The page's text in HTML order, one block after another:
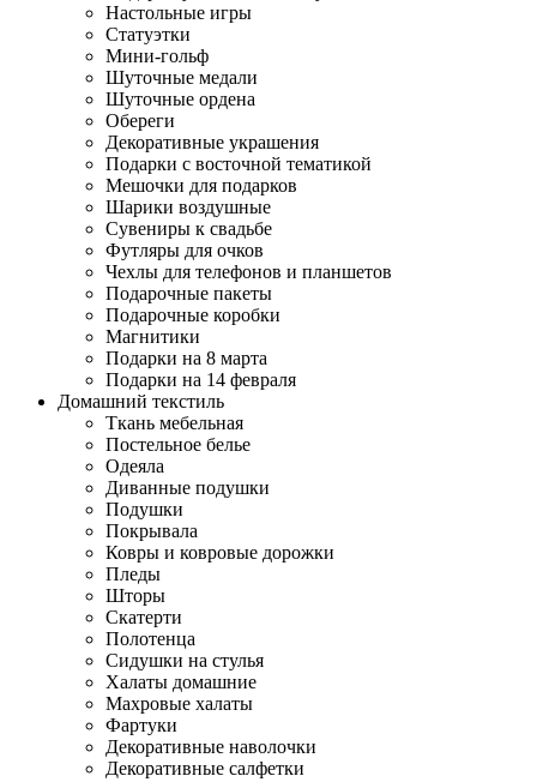
Настольные игры
Статуэтки
Мини-гольф
Шуточные медали
Шуточные ордена
Обереги
Декоративные украшения
Подарки с восточной тематикой
Мешочки для подарков
Шарики воздушные
Сувениры к свадьбе
Футляры для очков
Чехлы для телефонов и планшетов
Подарочные пакеты
Подарочные коробки
Магнитики
Подарки на 8 марта
Подарки на 14 февраля
Домашний текстиль
Ткань мебельная
Постельное белье
Одеяла
Диванные подушки
Подушки
Покрывала
Ковры и ковровые дорожки
Пледы
Шторы
Скатерти
Полотенца
Сидушки на стулья
Халаты домашние
Махровые халаты
Фартуки
Декоративные наволочки
Декоративные салфетки